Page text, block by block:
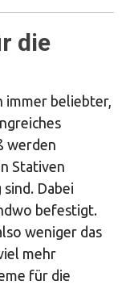
die
immer beliebter,
werden
Stativen
Dabei
befestigt.
weniger das
mehr
für die